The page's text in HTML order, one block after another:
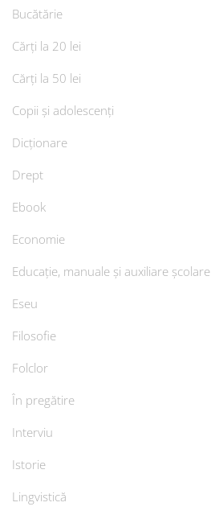
Bucătărie
Cărți la 20 lei
Cărți la 50 lei
Copii și adolescenți
Dicționare
Drept
Ebook
Economie
Educație, manuale și auxiliare școlare
Eseu
Filosofie
Folclor
În pregătire
Interviu
Istorie
Lingvistică